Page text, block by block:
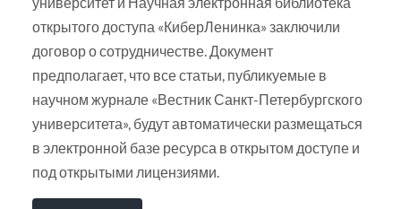
открытого доступа «КиберЛенинка» заключили
договор о сотрудничестве. Документ
предполагает, что все статьи, публикуемые в
научном журнале «Вестник Санкт-Петербургского
университета», будут автоматически размещаться
в электронной базе ресурса в открытом доступе и
под открытыми лицензиями.